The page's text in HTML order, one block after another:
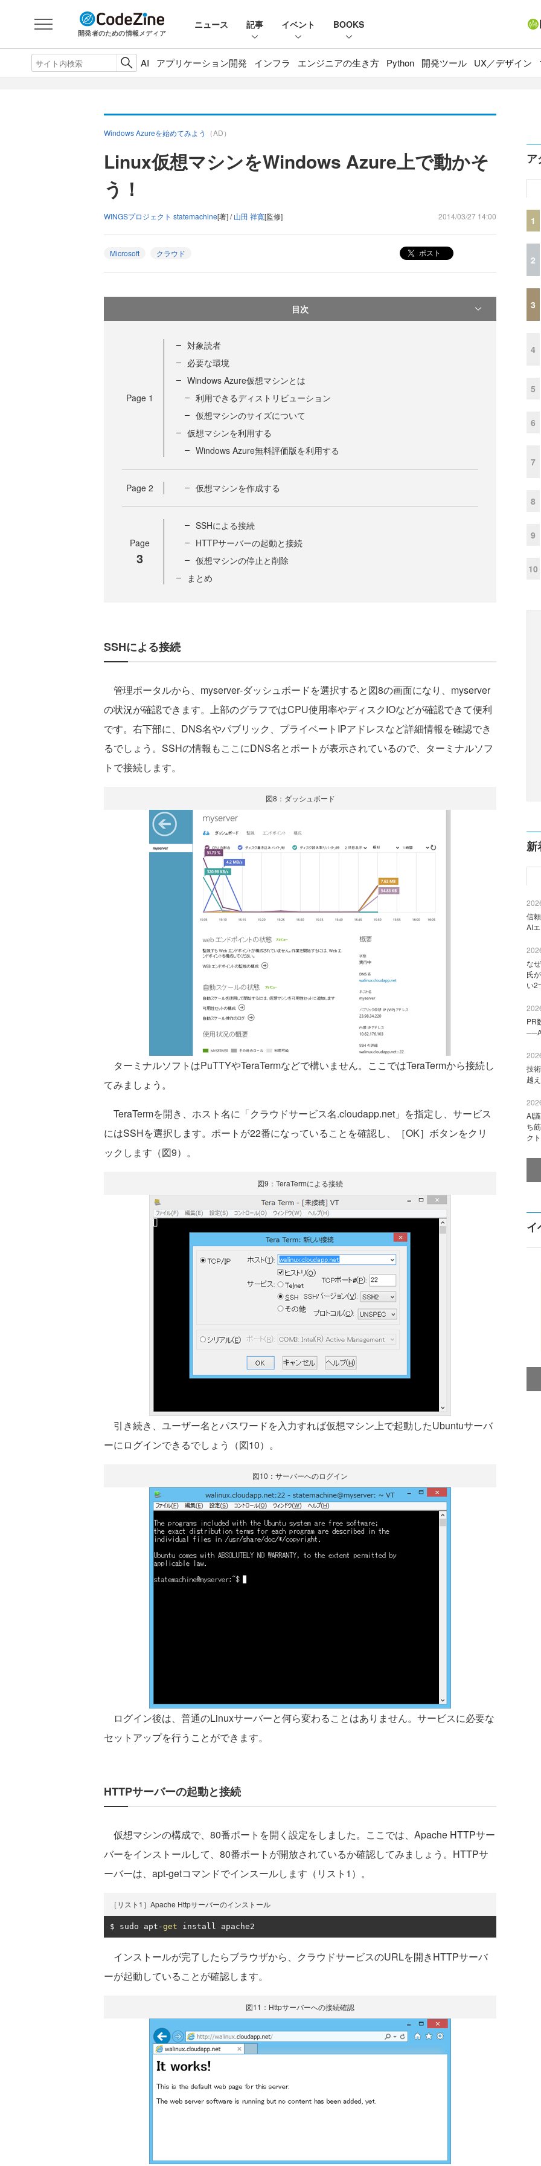
開発者のための情報メディア
ニュース 記事 イベント BOOKS
AI アプリケーション開発 インフラ エンジニアの生き方 Python 開発ツール UX／デザイン
Windows Azureを始めてみよう （AD）
Linux仮想マシンをWindows Azure上で動かそ
う！
WINGSプロジェクト statemachine[著] /山田 祥寛[監修] 2014/03/27 14:00
Microsoft クラウド ポスト
目次
Page 1
対象読者
必要な環境
Windows Azure仮想マシンとは
利用できるディストリビューション
仮想マシンのサイズについて
仮想マシンを利用する
Windows Azure無料評価版を利用する
Page 2 仮想マシンを作成する
Page
3
SSHによる接続
HTTPサーバーの起動と接続
仮想マシンの停止と削除
まとめ
SSHによる接続
管理ポータルから、myserver‐ダッシュボードを選択すると図8の画面になり、myserver
の状況が確認できます。上部のグラフではCPU使用率やディスクIOなどが確認できて便利
です。右下部に、DNS名やパブリック、プライベートIPアドレスなど詳細情報を確認でき
るでしょう。SSHの情報もここにDNS名とポートが表示されているので、ターミナルソフ
トで接続します。
図8：ダッシュボード
ターミナルソフトはPuTTYやTeraTermなどで構いません。ここではTeraTermから接続し
てみましょう。
TeraTermを開き、ホスト名に「クラウドサービス名.cloudapp.net」を指定し、サービス
にはSSHを選択します。ポートが22番になっていることを確認し、［OK］ボタンをクリ
ックします（図9）。
図9：TeraTermによる接続
引き続き、ユーザー名とパスワードを入力すれば仮想マシン上で起動したUbuntuサーバ
ーにログインできるでしょう（図10）。
図10：サーバーへのログイン
ログイン後は、普通のLinuxサーバーと何ら変わることはありません。サービスに必要な
セットアップを行うことができます。
HTTPサーバーの起動と接続
仮想マシンの構成で、80番ポートを開く設定をしました。ここでは、Apache HTTPサー
バーをインストールして、80番ポートが開放されているか確認してみましょう。HTTPサ
ーバーは、apt-getコマンドでインスールします（リスト1）。
［リスト1］Apache Httpサーバーのインストール
$ sudo apt -get install apache2
インストールが完了したらブラウザから、クラウドサービスのURLを開きHTTPサーバ
ーが起動していることが確認します。
図11：Httpサーバーへの接続確認
ア
1
2
3
4
5
6
7
8
9
10
新
信
AI
な
氏
い2
PR
技
越
AI
ち
ク
イ